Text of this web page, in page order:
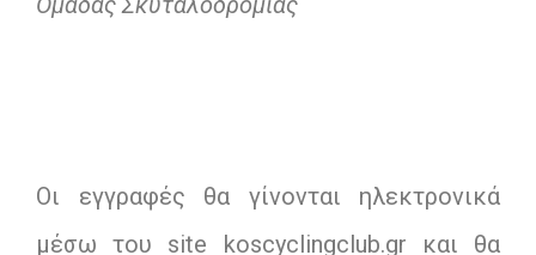
Οι εγγραφές θα γίνονται ηλεκτρονικά
μέσω του site koscyclingclub.gr και θα